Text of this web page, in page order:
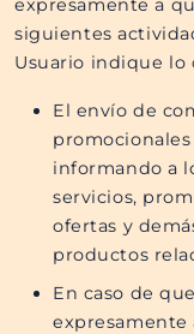
expresamente a
siguientes
Usuario indique lo
El envío de
informando a
servicios,
ofertas y
productos
En caso de
expresamente